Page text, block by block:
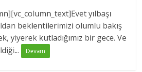
yılbaşı
beklentilerimizi olumlu bakış
yiyerek kutladığımız bir gece. Ve
Devam